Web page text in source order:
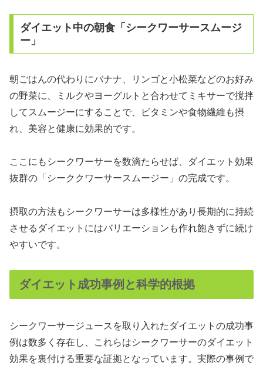
ダイエット中の朝食「シークワーサースムージ
ー」
朝ごはんの代わりにバナナ、リンゴと小松菜などのお好み
の野菜に、ミルクやヨーグルトと合わせてミキサーで撹拌
してスムージーにすることで、ビタミンや食物繊維も摂
れ、美容と健康に効果的です。
ここにもシークワーサーを数滴たらせば、ダイエット効果
抜群の「シーククワーサースムージー」の完成です。
摂取の方法もシークワーサーは多様性があり長期的に持続
させるダイエットにはバリエーションも作れ飽きずに続け
やすいです。
ダイエット成功事例と科学的根拠
シークワーサージュースを取り入れたダイエットの成功事
例は数多く存在し、これらはシークワーサーのダイエット
効果を裏付ける重要な証拠となっています。実際の事例で